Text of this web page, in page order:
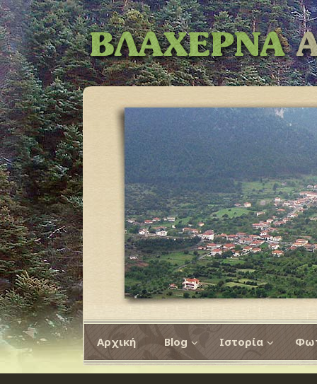
Αρχική Blog Ιστορία